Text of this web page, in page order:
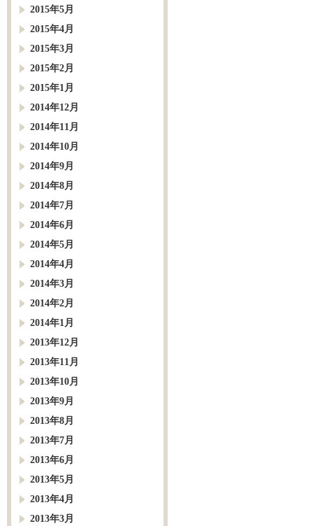
2015年5月
2015年4月
2015年3月
2015年2月
2015年1月
2014年12月
2014年11月
2014年10月
2014年9月
2014年8月
2014年7月
2014年6月
2014年5月
2014年4月
2014年3月
2014年2月
2014年1月
2013年12月
2013年11月
2013年10月
2013年9月
2013年8月
2013年7月
2013年6月
2013年5月
2013年4月
2013年3月